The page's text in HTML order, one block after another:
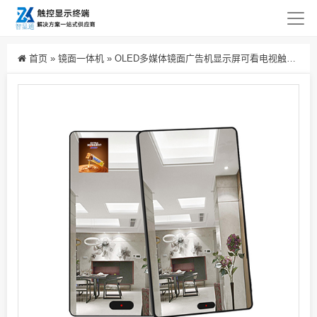
首页 » 镜面一体机 » OLED多媒体镜面广告机显示屏可看电视触摸屏定制透明显示屏